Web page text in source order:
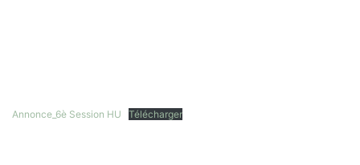
Annonce_6è Session HU Télécharger